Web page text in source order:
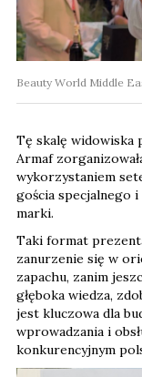
Beauty World Middle
Tę skalę widowiska
Armaf
wykorzystaniem
gościa specjalnego
marki.
Taki format
zanurzenie się w
zapachu, zanim
głęboka wiedza,
jest kluczowa dla
wprowadzania i
konkurencyjnym